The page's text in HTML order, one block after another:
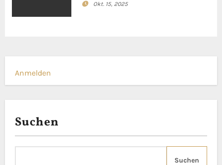
a
t
o
n
Okt. 15, 2025
Anmelden
Suchen
Suchen